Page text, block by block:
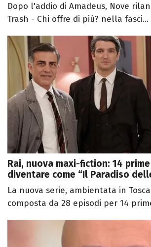
Dopo l'addio di Amadeus, Nove
Trash - Chi offre di più? nella fasci...
Rai, nuova maxi-fiction: 14
diventare come “Il Paradiso
La nuova serie, ambientata in
composta da 28 episodi per 14